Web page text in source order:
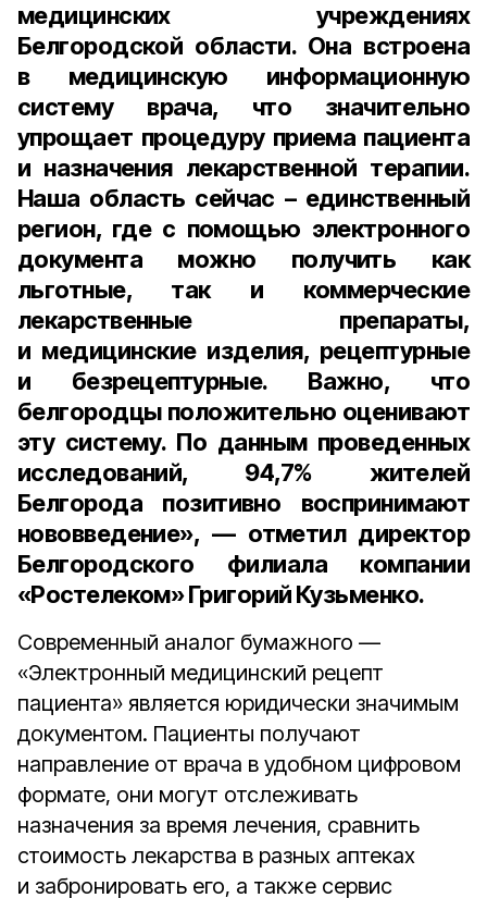
медицинских учреждениях
Белгородской области. Она встроена
в медицинскую информационную
систему врача, что значительно
упрощает процедуру приема пациента
и назначения лекарственной терапии.
Наша область сейчас – единственный
регион, где с помощью электронного
документа можно получить как
льготные, так и коммерческие
лекарственные препараты,
и медицинские изделия, рецептурные
и безрецептурные. Важно, что
белгородцы положительно оценивают
эту систему. По данным проведенных
исследований, 94,7% жителей
Белгорода позитивно воспринимают
нововведение», — отметил директор
Белгородского филиала компании
«Ростелеком» Григорий Кузьменко.
Современный аналог бумажного —
«Электронный медицинский рецепт
пациента» является юридически значимым
документом. Пациенты получают
направление от врача в удобном цифровом
формате, они могут отслеживать
назначения за время лечения, сравнить
стоимость лекарства в разных аптеках
и забронировать его, а также сервис